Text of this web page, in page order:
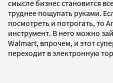
смысле бизнес становится
труднее пощупать руками.
посмотреть и потрогать, то
инструмент. В него можно
Walmart, впрочем, и этот
переходит в электронную